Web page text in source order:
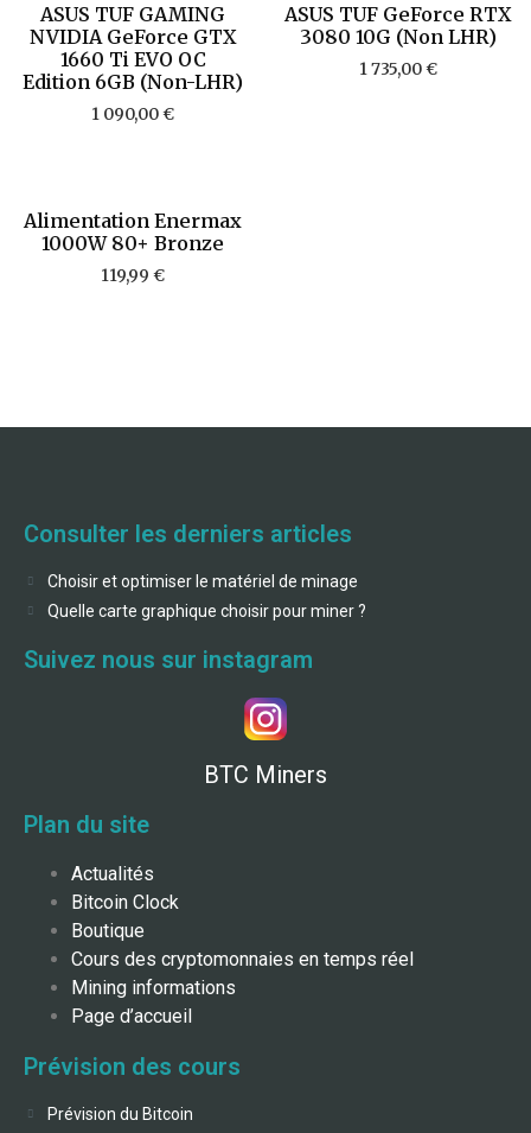
ASUS TUF GAMING
NVIDIA GeForce GTX
1660 Ti EVO OC
Edition 6GB (Non-LHR)
1 090,00€
ASUS TUF GeForce RTX
3080 10G (Non LHR)
1 735,00€
Alimentation Enermax
1000W 80+ Bronze
119,99 €
Consulter les derniers articles
Choisir et optimiser le matériel de minage
Quelle carte graphique choisir pour miner ?
Suivez nous sur instagram
BTC Miners
Plan du site
Actualités
Bitcoin Clock
Boutique
Cours des cryptomonnaies en temps réel
Mining informations
Page d’accueil
Prévision des cours
Prévision du Bitcoin